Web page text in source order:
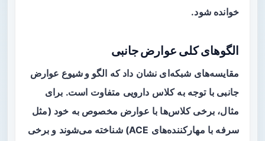
خوانده شود.
الگوهای کلی عوارض جانبی
مقایسه‌های شبکه‌ای نشان داد که الگو و شیوع عوارض
جانبی با توجه به کلاس دارویی متفاوت است. برای
مثال، برخی کلاس‌ها با عوارض مخصوص به خود (مثل
سرفه با مهارکننده‌های ACE) شناخته می‌شوند و برخی